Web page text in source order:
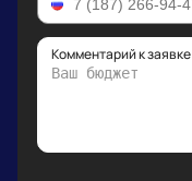
Комментарий к заявке